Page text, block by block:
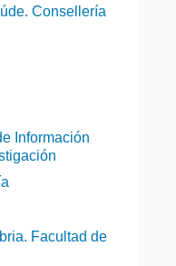
Consellería
Información
Facultad de